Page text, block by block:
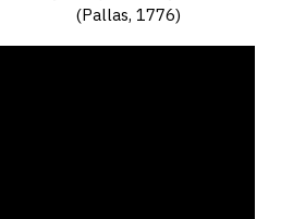
(Pallas, 1776)